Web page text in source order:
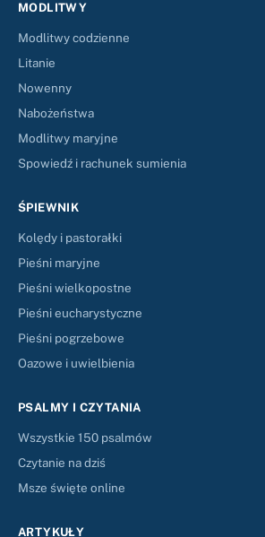
MODLITWY
Modlitwy codzienne
Litanie
Nowenny
Nabożeństwa
Modlitwy maryjne
Spowiedź i rachunek sumienia
ŚPIEWNIK
Kolędy i pastorałki
Pieśni maryjne
Pieśni wielkopostne
Pieśni eucharystyczne
Pieśni pogrzebowe
Oazowe i uwielbienia
PSALMY I CZYTANIA
Wszystkie 150 psalmów
Czytanie na dziś
Msze święte online
ARTYKUŁY